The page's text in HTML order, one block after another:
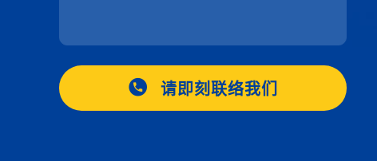
请即刻联络我们